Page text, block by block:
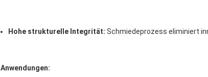
Hohe strukturelle Integrität: Schmiedeprozess eliminiert
Anwendungen: